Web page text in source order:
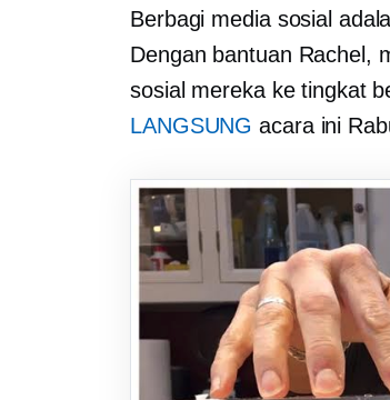
Berbagi media sosial
Dengan bantuan Rachel,
sosial mereka ke tingkat
LANGSUNG acara ini